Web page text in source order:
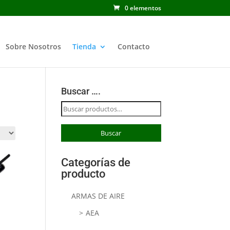
0 elementos
Sobre Nosotros Tienda Contacto
Buscar ….
Buscar
por:
Buscar
Categorías de
producto
ARMAS DE AIRE
AEA